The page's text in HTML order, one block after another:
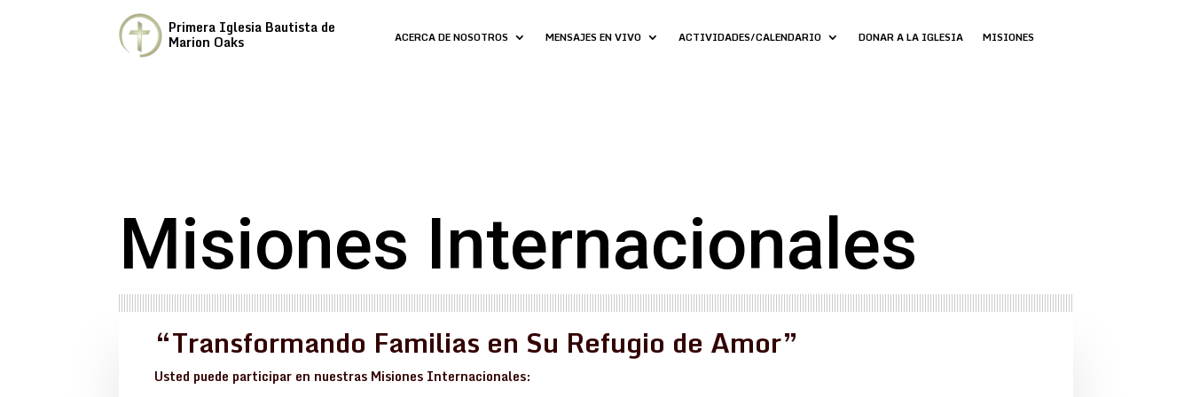
Primera Iglesia Bautista de
Marion Oaks ACERCA DE NOSOTROS MENSAJES EN VIVO ACTIVIDADES/CALENDARIO DONAR A LA IGLESIA MISIONES
Misiones Internacionales
“Transformando Familias en Su Refugio de Amor”
Usted puede participar en nuestras Misiones Internacionales: